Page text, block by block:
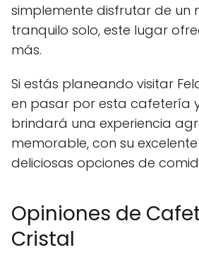
simplemente disfrutar de un
tranquilo solo, este lugar
más.
Si estás planeando visitar
en pasar por esta cafetería
brindará una experiencia
memorable, con su
deliciosas opciones de
Opiniones de
Cristal